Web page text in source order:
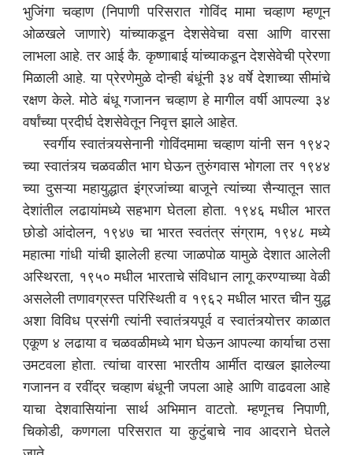
भुजिंगा चव्हाण (निपाणी परिसरात गोविंद मामा चव्हाण म्हणून
ओळखले जाणारे) यांच्याकडून देशसेवेचा वसा आणि वारसा
लाभला आहे. तर आई कै. कृष्णाबाई यांच्याकडून देशसेवेची प्रेरणा
मिळाली आहे. या प्रेरणेमुळे दोन्ही बंधूंनी ३४ वर्षे देशाच्या सीमांचे
रक्षण केले. मोठे बंधू गजानन चव्हाण हे मागील वर्षी आपल्या ३४
वर्षांच्या प्रदीर्घ देशसेवेतून निवृत्त झाले आहेत.
स्वर्गीय स्वातंत्र्यसेनानी गोविंदमामा चव्हाण यांनी सन १९४२
च्या स्वातंत्र्य चळवळीत भाग घेऊन तुरुंगवास भोगला तर १९४४
च्या दुसऱ्या महायुद्धात इंग्रजांच्या बाजूने त्यांच्या सैन्यातून सात
देशांतील लढायांमध्ये सहभाग घेतला होता. १९४६ मधील भारत
छोडो आंदोलन, १९४७ चा भारत स्वतंत्र संग्राम, १९४८ मध्ये
महात्मा गांधी यांची झालेली हत्या जाळपोळ यामुळे देशात आलेली
अस्थिरता, १९५० मधील भारताचे संविधान लागू करण्याच्या वेळी
असलेली तणावग्रस्त परिस्थिती व १९६२ मधील भारत चीन युद्ध
अशा विविध प्रसंगी त्यांनी स्वातंत्र्यपूर्व व स्वातंत्र्योत्तर काळात
एकूण ४ लढाया व चळवळीमध्ये भाग घेऊन आपल्या कार्याचा ठसा
उमटवला होता. त्यांचा वारसा भारतीय आर्मीत दाखल झालेल्या
गजानन व रवींद्र चव्हाण बंधूनी जपला आहे आणि वाढवला आहे
याचा देशवासियांना सार्थ अभिमान वाटतो. म्हणूनच निपाणी,
चिकोडी, कणगला परिसरात या कुटुंबाचे नाव आदराने घेतले